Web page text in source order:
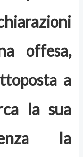
offesa,
a
la sua
la